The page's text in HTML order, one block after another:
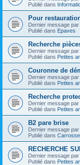
Publié dans
Pour
Dernier message par
Publié dans Epaves
Recherche
Dernier message par
Publié dans Petites
Couronne de
Dernier message par
Publié dans Petites
Recherche
Dernier message par
Publié dans Petites
B2 pare brise
Dernier message par
Publié dans
RECHERCHE
Dernier message par
Publié dans Petites